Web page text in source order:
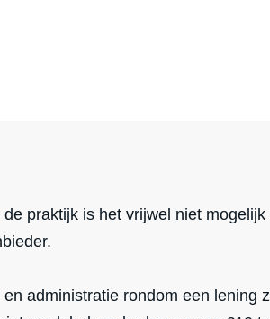
praktijk is het vrijwel niet mogelijk
administratie rondom een lening